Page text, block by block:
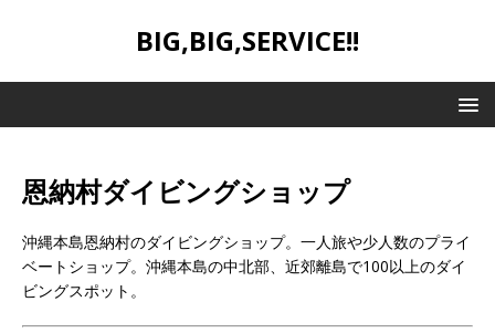
BIG,BIG,SERVICE!!
恩納村ダイビングショップ
沖縄本島恩納村のダイビングショップ。一人旅や少人数のプライ
ベートショップ。沖縄本島の中北部、近郊離島で100以上のダイ
ビングスポット。